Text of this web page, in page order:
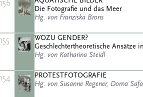
156
Die Fotografie und das Meer
Hg. von Franziska Brons
155
WOZU GENDER?
Geschlechtertheoretische Ansätze
Hg. von Katharina Steidl
154
PROTESTFOTOGRAFIE
Hg. von Susanne Regener, Dorna